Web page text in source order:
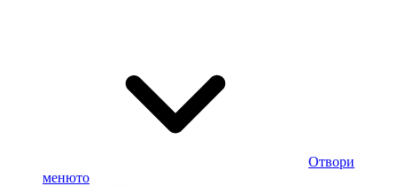
Отвори
менюто